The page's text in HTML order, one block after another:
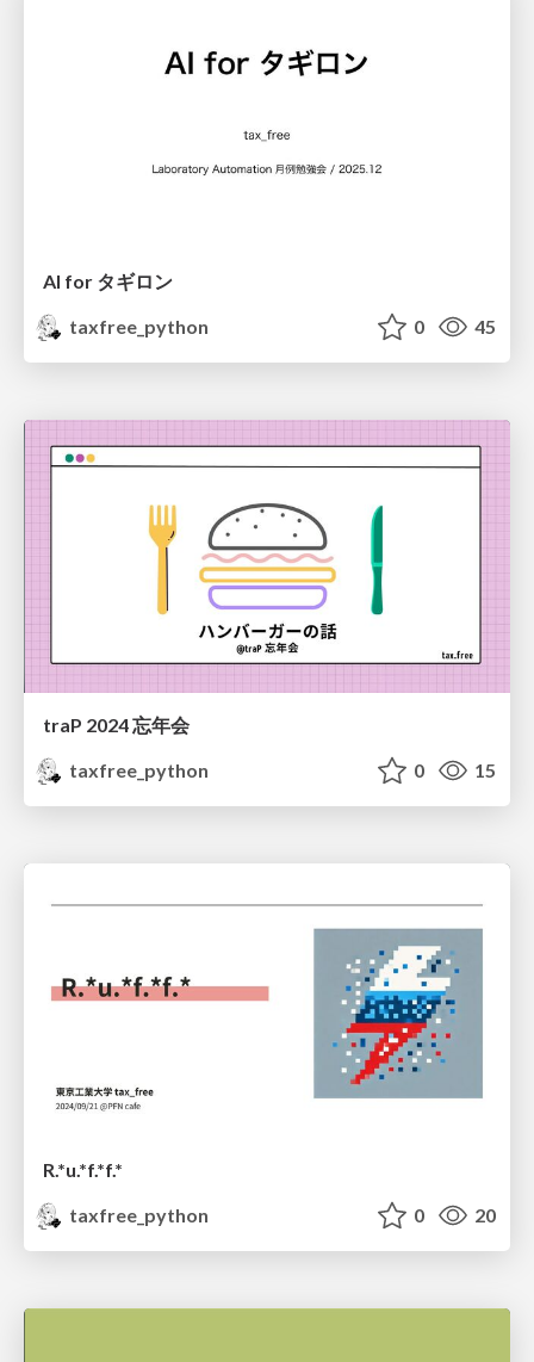
AI for タギロン
taxfree_python
0 45
traP 2024 忘年会
taxfree_python
0 15
R.*u.*f.*f.*
taxfree_python
0 20